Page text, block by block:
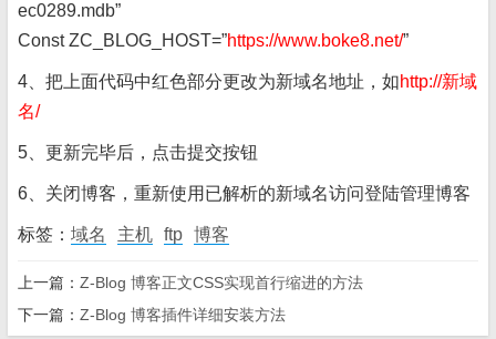
ec0289.mdb”
Const ZC_BLOG_HOST=”https://www.boke8.net/”
4、把上面代码中红色部分更改为新域名地址，如http://新域
名/
5、更新完毕后，点击提交按钮
6、关闭博客，重新使用已解析的新域名访问登陆管理博客
标签： 域名 主机 ftp 博客
上一篇： Z-Blog 博客正文CSS实现首行缩进的方法
下一篇： Z-Blog 博客插件详细安装方法